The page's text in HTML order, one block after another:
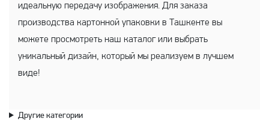
идеальную передачу изображения. Для заказа
производства картонной упаковки в Ташкенте вы
можете просмотреть наш каталог или выбрать
уникальный дизайн, который мы реализуем в лучшем
виде!
Другие категории